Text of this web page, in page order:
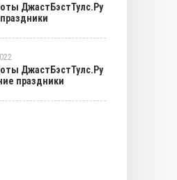
ДжастБэстТулс.Ру
ДжастБэстТулс.Ру
праздники